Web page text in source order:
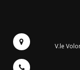
V.le